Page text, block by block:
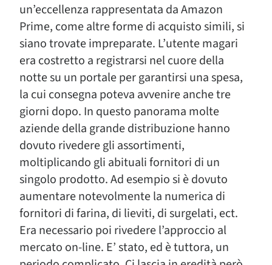
un’eccellenza rappresentata da Amazon
Prime, come altre forme di acquisto simili, si
siano trovate impreparate. L’utente magari
era costretto a registrarsi nel cuore della
notte su un portale per garantirsi una spesa,
la cui consegna poteva avvenire anche tre
giorni dopo. In questo panorama molte
aziende della grande distribuzione hanno
dovuto rivedere gli assortimenti,
moltiplicando gli abituali fornitori di un
singolo prodotto. Ad esempio si è dovuto
aumentare notevolmente la numerica di
fornitori di farina, di lieviti, di surgelati, ect.
Era necessario poi rivedere l’approccio al
mercato on-line. E’ stato, ed è tuttora, un